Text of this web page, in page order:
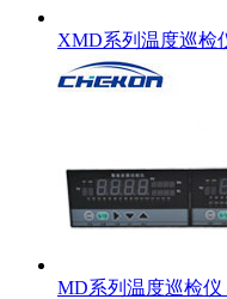
XMD系列温度巡检
MD系列温度巡检仪